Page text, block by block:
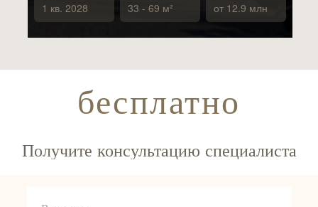
от 12.9 млн
33 - 69 м²
1 кв. 2028
бесплатно
Получите консультацию специалиста